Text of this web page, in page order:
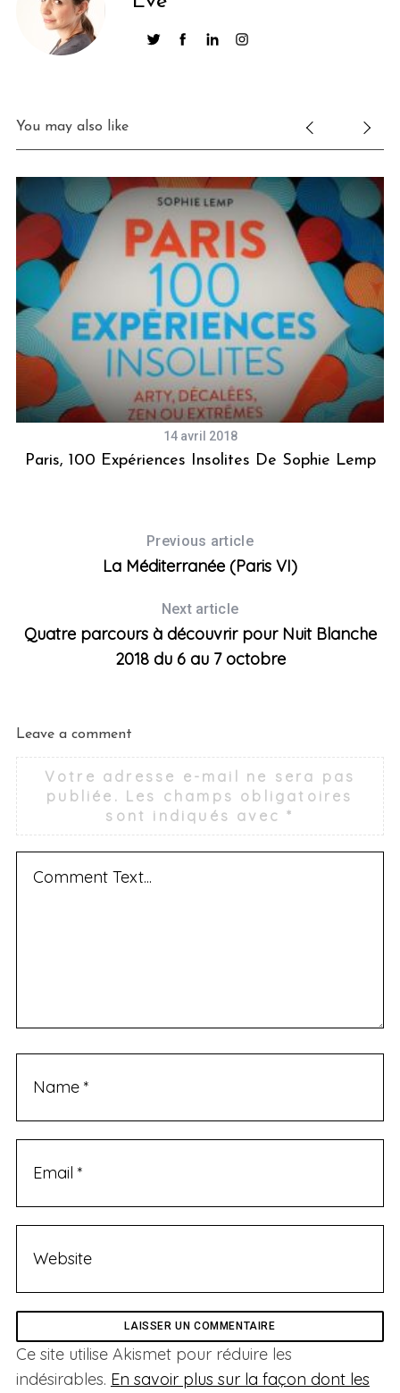
You may also like
14 avril 2018
Paris, 100 Expériences Insolites De Sophie Lemp
Previous article
La Méditerranée (Paris VI)
Next article
Quatre parcours à découvrir pour Nuit Blanche
2018 du 6 au 7 octobre
Leave a comment
Votre adresse e-mail ne sera pas
publiée. Les champs obligatoires
sont indiqués avec*
Ce site utilise Akismet pour réduire les
indésirables. En savoir plus sur la façon dont les